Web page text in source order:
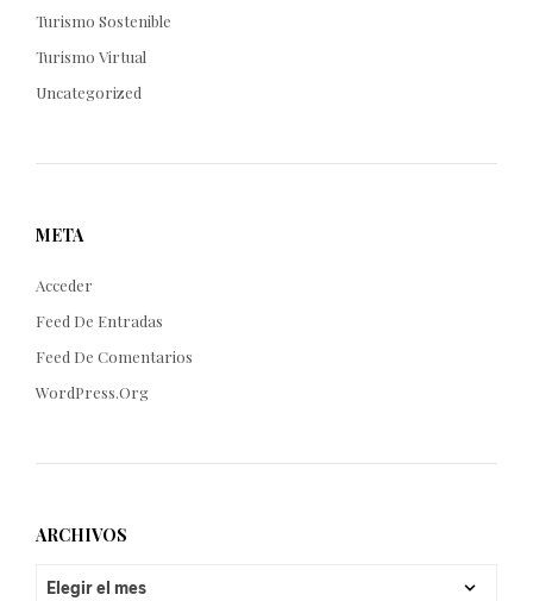
Turismo Sostenible
Turismo Virtual
Uncategorized
META
Acceder
Feed De Entradas
Feed De Comentarios
WordPress.org
ARCHIVOS
ARCHIVOS